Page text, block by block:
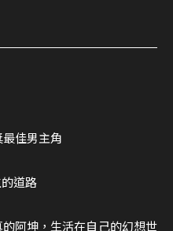
佳男主角
道路
阿坤，生活在自己的幻想世